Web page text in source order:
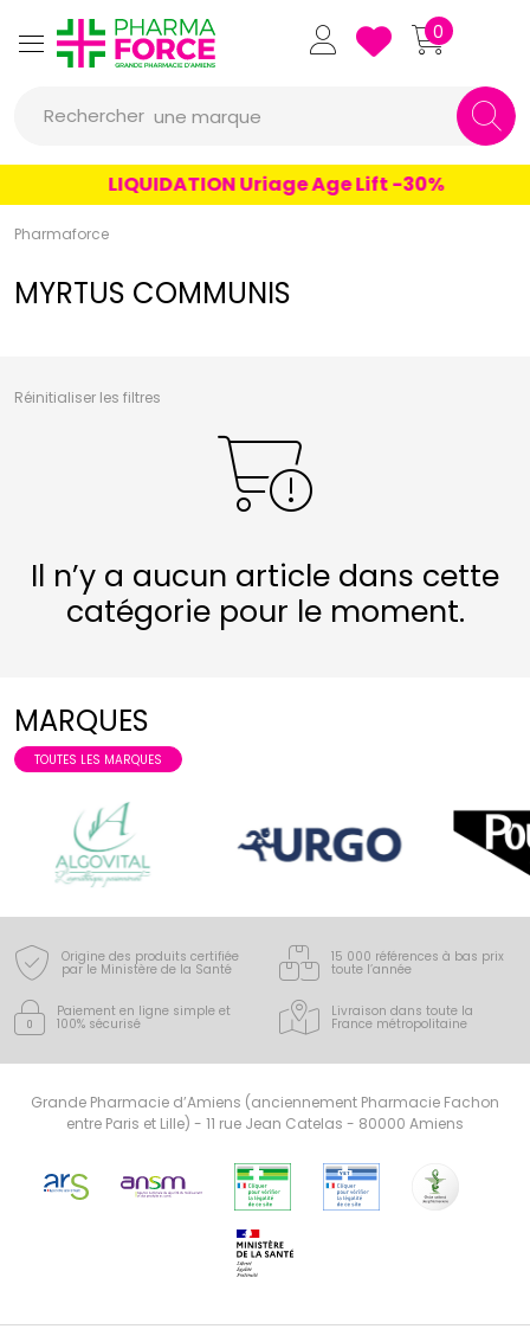
Pharmaforce Grande Pharmacie
0
Rechercher
un conseil
un produit
une marque
LIQUIDATION Uriage Age Lift -30%
Pharmaforce
MYRTUS COMMUNIS
Réinitialiser les filtres
Il n’y a aucun article dans cette
catégorie pour le moment.
MARQUES
TOUTES LES MARQUES
Origine des produits certifiée
par le Ministère de la Santé
15 000 références à bas prix
toute l’année
Paiement en ligne simple et
100% sécurisé
Livraison dans toute la
France métropolitaine
Grande Pharmacie d’Amiens (anciennement Pharmacie Fachon
entre Paris et Lille) - 11 rue Jean Catelas - 80000 Amiens